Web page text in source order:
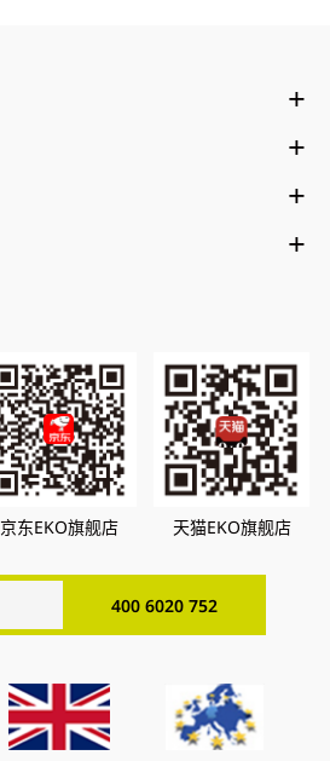
京东EKO旗舰店 天猫EKO旗舰店
400 6020 752